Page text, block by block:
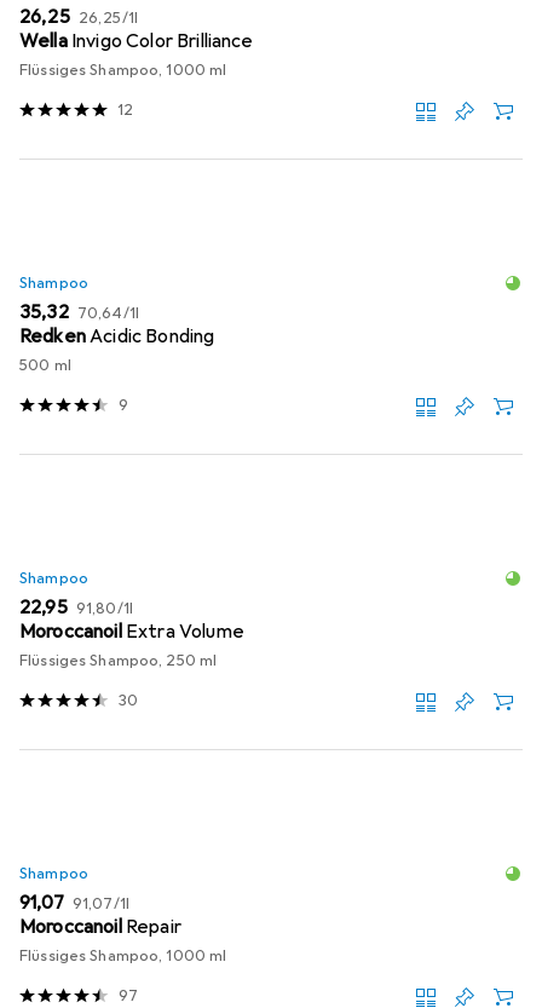
EUR
26,25 EUR
26,25/1l
Wella Invigo Color Brilliance
Flüssiges Shampoo, 1000 ml
12
Shampoo
EUR
35,32 EUR
70,64/1l
RedkenAcidic Bonding
500 ml
9
Shampoo
EUR
22,95 EUR
91,80/1l
Moroccanoil Extra Volume
Flüssiges Shampoo, 250 ml
30
Shampoo
EUR
91,07 EUR
91,07/1l
Moroccanoil Repair
Flüssiges Shampoo, 1000 ml
97